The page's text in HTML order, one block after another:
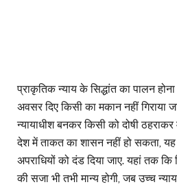
प्राकृतिक न्याय के सिद्धांत का पालन
अवसर दिए किसी का मकान नहीं गिराया
न्यायाधीश बनकर किसी को दोषी
देश में ताकत का शासन नहीं हो सकता, यह
अपराधियों को दंड दिया जाए. यहां तक
की सजा भी तभी मान्य होगी, जब उच्च